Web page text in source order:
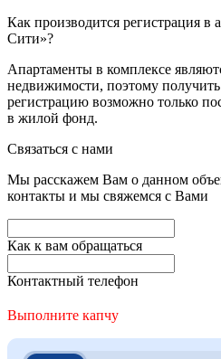
Как производится регистрация в
Сити»?
Апартаменты в комплексе
недвижимости, поэтому
регистрацию возможно только
в жилой фонд.
Связаться с нами
Мы расскажем Вам о данном
контакты и мы свяжемся с Вами
Как к вам обращаться
Контактный телефон
Выполните капчу